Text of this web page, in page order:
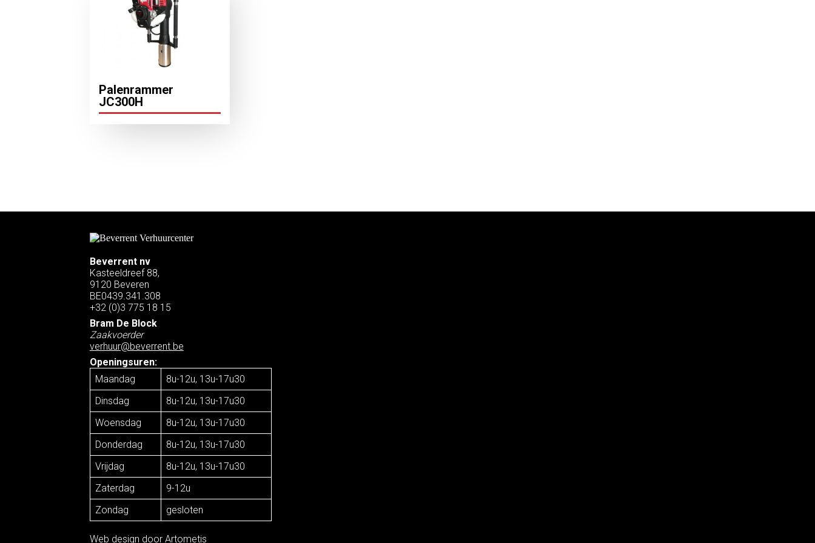
Palenrammer
JC300H
Beverrent nv
Kasteeldreef 88,
9120 Beveren
BE0439.341.308
+32 (0)3 775 18 15
Bram De Block
Zaakvoerder
verhuur@beverrent.be
Openingsuren:
Maandag
8u-12u, 13u-17u30
Dinsdag
8u-12u, 13u-17u30
Woensdag
8u-12u, 13u-17u30
Donderdag
8u-12u, 13u-17u30
Vrijdag
8u-12u, 13u-17u30
Zaterdag
9-12u
Zondag
gesloten
Web design door Artometis